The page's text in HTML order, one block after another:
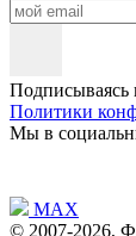
Подписываясь
Политики
Мы в
MAX
© 2007-2026,